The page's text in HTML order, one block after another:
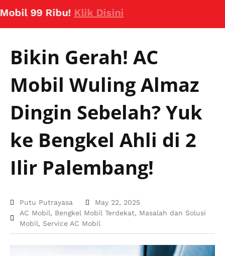
99 Ribu!Klik Disini
Bikin Gerah! AC
Mobil Wuling Almaz
Dingin Sebelah? Yuk
ke Bengkel Ahli di 2
Ilir Palembang!
Putu Putrayasa
May 22, 2025
AC Mobil, Bengkel Mobil Terdekat, Masalah dan Solusi
Mobil, Service AC Mobil